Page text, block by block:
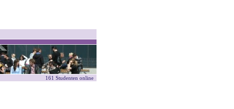
161 Studenten online